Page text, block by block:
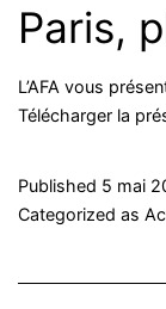
Paris,
L’AFA vous
Télécharger la
Published 5 mai
Categorized as